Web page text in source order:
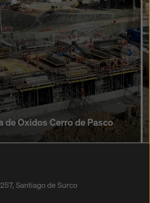
de Oxidos Cerro de Pasco
Santiago de Surco